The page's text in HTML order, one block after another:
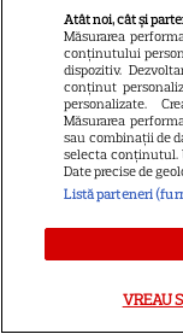
Atât noi, cât și
Măsurarea
conținutului
dispozitiv.
conținut
personalizate.
Măsurarea
sau combinații de
selecta conținutul.
Date precise de
Listă parteneri
VREAU